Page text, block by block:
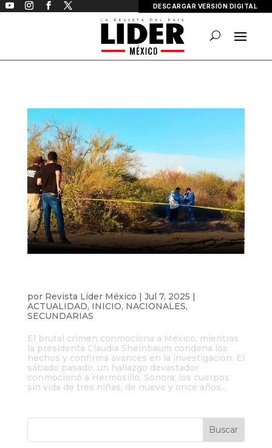
DESCARGAR VERSIÓN DIGITAL
por Revista Líder México | Jul 7, 2025 |
ACTUALIDAD, INICIO, NACIONALES,
SECUNDARIAS
El brutal crimen conmociona a México, mientras
la presidenta Claudia Sheinbaum condena los
hechos y confirma avances en la investigación. El
sábado pasado, un hallazgo devastador
conmocionó a Hermosillo, Sonora: los cuerpos
sin vida de tres niñas, de nueve y once años...